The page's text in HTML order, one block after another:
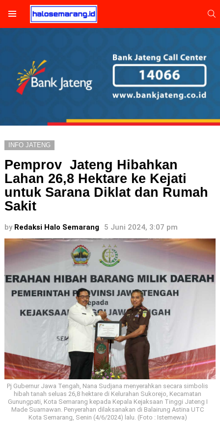
INFO JATENG
Pemprov Jateng Hibahkan
Lahan 26,8 Hektare ke Kejati
untuk Sarana Diklat dan Rumah
Sakit
by Redaksi Halo Semarang 5 Juni 2024, 3:07 pm
Pj Gubernur Jawa Tengah, Nana Sudjana menyerahkan secara simbolis
hibah tanah seluas 26,8 hektare di Kelurahan Sukorejo, Kecamatan
Gunungpati, Kota Semarang kepada Kepala Kejaksaan Tinggi Jateng I
Made Suarnawan. Penyerahan dilaksanakan di Balairung Astina UTC
Kota Semarang, Senin (4/6/2024) lalu. (Foto : Istemewa)